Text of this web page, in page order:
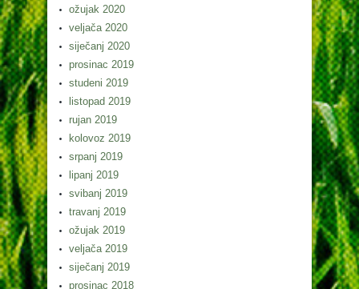
ožujak 2020
veljača 2020
siječanj 2020
prosinac 2019
studeni 2019
listopad 2019
rujan 2019
kolovoz 2019
srpanj 2019
lipanj 2019
svibanj 2019
travanj 2019
ožujak 2019
veljača 2019
siječanj 2019
prosinac 2018